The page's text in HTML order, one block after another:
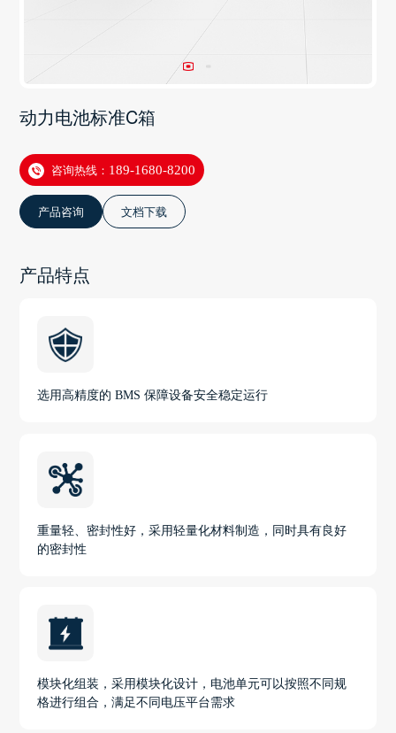
动力电池标准C箱
咨询热线： 189-1680-8200
产品咨询 文档下载
产品特点
选用高精度的 BMS 保障设备安全稳定运行
重量轻、密封性好，采用轻量化材料制造，同时具有良好
的密封性
模块化组装，采用模块化设计，电池单元可以按照不同规
格进行组合，满足不同电压平台需求